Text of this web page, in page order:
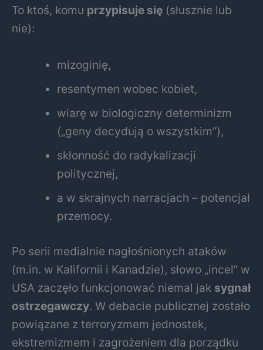
To ktoś, komu przypisuje się (słusznie lub
nie):
mizoginię,
resentymen wobec kobiet,
wiarę w biologiczny determinizm
(„geny decydują o wszystkim”),
skłonność do radykalizacji
politycznej,
a w skrajnych narracjach – potencjał
przemocy.
Po serii medialnie nagłośnionych ataków
(m.in. w Kalifornii i Kanadzie), słowo „incel” w
USA zaczęło funkcjonować niemal jak sygnał
ostrzegawczy. W debacie publicznej zostało
powiązane z terroryzmem jednostek,
ekstremizmem i zagrożeniem dla porządku